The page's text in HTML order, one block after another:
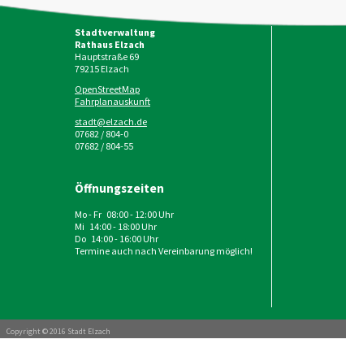
Stadtverwaltung
Rathaus Elzach
Hauptstraße 69
79215Elzach
OpenStreetMap
Fahrplanauskunft
stadt@elzach.de
07682 / 804-0
07682 / 804-55
Öffnungszeiten
Mo - Fr 08:00 - 12:00 Uhr
Mi 14:00 - 18:00 Uhr
Do 14:00 - 16:00 Uhr
Termine auch nach Vereinbarung möglich!
Copyright © 2016 Stadt Elzach